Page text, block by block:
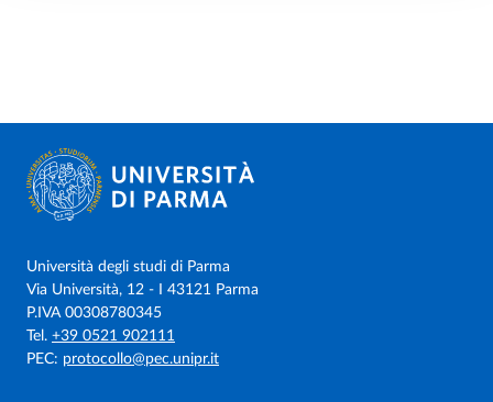
Università degli studi di Parma
Via Università, 12 - I 43121 Parma
P.IVA 00308780345
Tel. +39 0521 902111
PEC: protocollo@pec.unipr.it